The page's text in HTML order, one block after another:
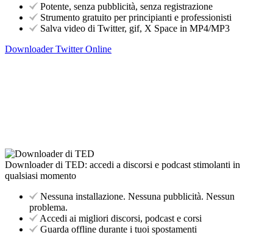
Potente, senza pubblicità, senza registrazione
Strumento gratuito per principianti e professionisti
Salva video di Twitter, gif, X Space in MP4/MP3
Downloader Twitter Online
Downloader di TED: accedi a discorsi e podcast stimolanti in
qualsiasi momento
Nessuna installazione. Nessuna pubblicità. Nessun
problema.
Accedi ai migliori discorsi, podcast e corsi
Guarda offline durante i tuoi spostamenti